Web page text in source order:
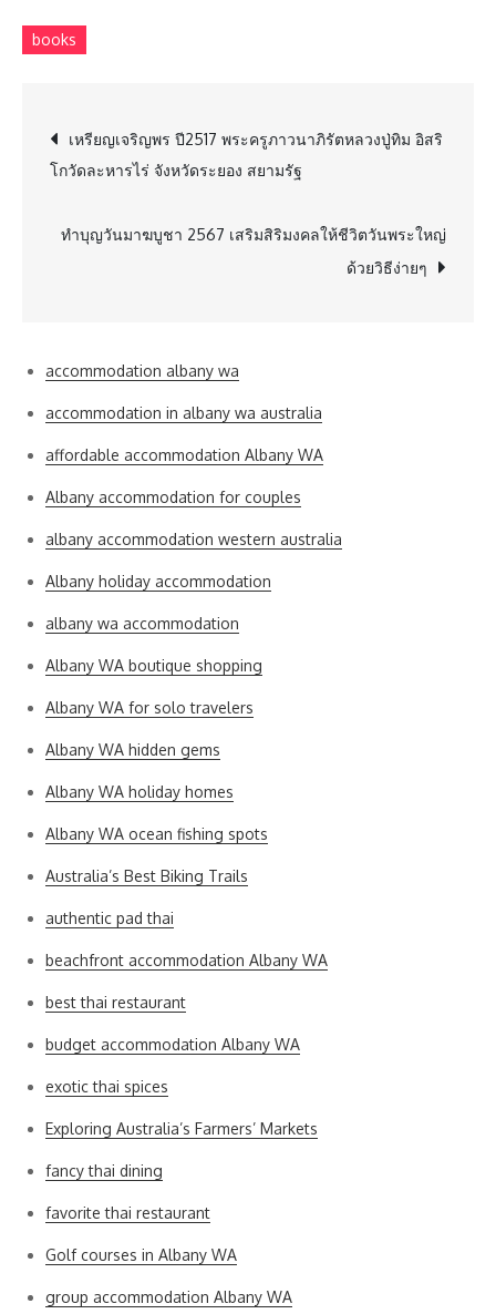
books
Post
navigation
เหรียญเจริญพร ปี2517 พระครูภาวนาภิรัตหลวงปู่ทิม อิสริ
โกวัดละหารไร่ จังหวัดระยอง สยามรัฐ
ทำบุญวันมาฆบูชา 2567 เสริมสิริมงคลให้ชีวิตวันพระใหญ่
ด้วยวิธีง่ายๆ
accommodation albany wa
accommodation in albany wa australia
affordable accommodation Albany WA
Albany accommodation for couples
albany accommodation western australia
Albany holiday accommodation
albany wa accommodation
Albany WA boutique shopping
Albany WA for solo travelers
Albany WA hidden gems
Albany WA holiday homes
Albany WA ocean fishing spots
Australia’s Best Biking Trails
authentic pad thai
beachfront accommodation Albany WA
best thai restaurant
budget accommodation Albany WA
exotic thai spices
Exploring Australia’s Farmers’ Markets
fancy thai dining
favorite thai restaurant
Golf courses in Albany WA
group accommodation Albany WA